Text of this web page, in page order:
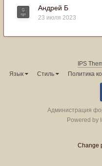
Андрей Б
23 июля 2023
IPS
Язык
Стиль Политика
Администрация
Powered by
Change